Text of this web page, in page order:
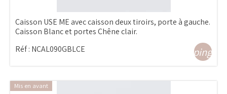
Caisson USE ME avec caisson deux tiroirs, porte à gauche.
Caisson Blanc et portes Chêne clair.
Réf : NCAL090GBLCE
Mis en avant